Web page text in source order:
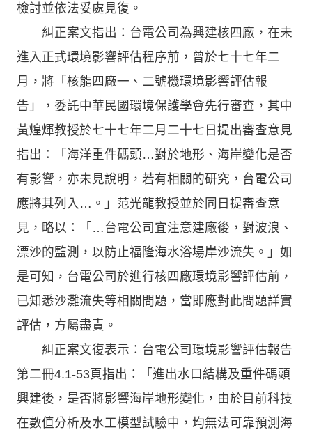
檢討並依法妥處見復。
糾正案文指出：台電公司為興建核四廠，在未
進入正式環境影響評估程序前，曾於七十七年二
月，將「核能四廠一、二號機環境影響評估報
告」，委託中華民國環境保護學會先行審查，其中
黃煌煇教授於七十七年二月二十七日提出審查意見
指出：「海洋重件碼頭…對於地形、海岸變化是否
有影響，亦未見說明，若有相關的研究，台電公司
應將其列入…。」范光龍教授並於同日提審查意
見，略以：「…台電公司宜注意建廠後，對波浪、
漂沙的監測，以防止福隆海水浴場岸沙流失。」如
是可知，台電公司於進行核四廠環境影響評估前，
已知悉沙灘流失等相關問題，當即應對此問題詳實
評估，方屬盡責。
糾正案文復表示：台電公司環境影響評估報告
第二冊4.1-53頁指出：「進出水口結構及重件碼頭
興建後，是否將影響海岸地形變化，由於目前科技
在數值分析及水工模型試驗中，均無法可靠預測海